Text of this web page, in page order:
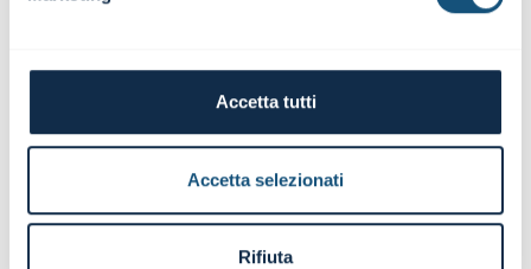
Accetta tutti
Accetta selezionati
Rifiuta
attività di formazione e consulenza in corporate finance
nelle aziende e nei maggiori gruppi bancari italiani.
Dottore commercialista e revisore contabile, è partner
dello studio associato ASS&F Partners. È CEO di FSA,
società specializzata nella consulenza in finanza
e Presidente del Comitato esecutivo di BCC del Garda. È
presidente del Consiglio di Amministrazione di Alto Adige